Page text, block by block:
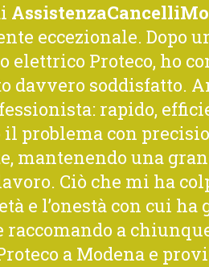
eccezionale. Dopo
elettrico Proteco, ho
davvero soddisfatto.
rapido,
problema con
mantenendo una
Ciò che mi ha
e l’onestà con cui
raccomando a
a Modena e